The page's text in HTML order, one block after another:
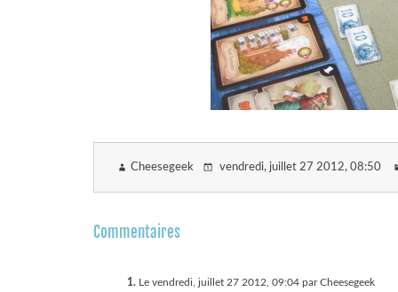
Cheesegeek vendredi, juillet 27 2012, 08:50
Commentaires
1. Le vendredi, juillet 27 2012, 09:04 par Cheesegeek